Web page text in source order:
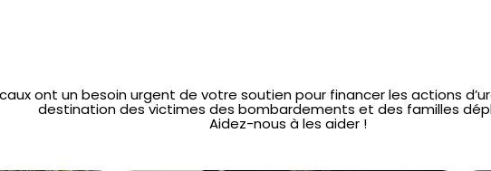
ont un besoin urgent de votre soutien pour financer les actions
destination des victimes des bombardements et des familles
Aidez-nous à les aider !